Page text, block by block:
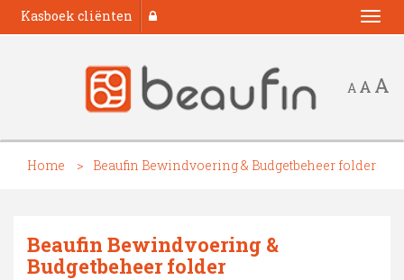
Kasboek cliënten
A A A
Home Beaufin Bewindvoering & Budgetbeheer folder
Beaufin Bewindvoering &
Budgetbeheer folder